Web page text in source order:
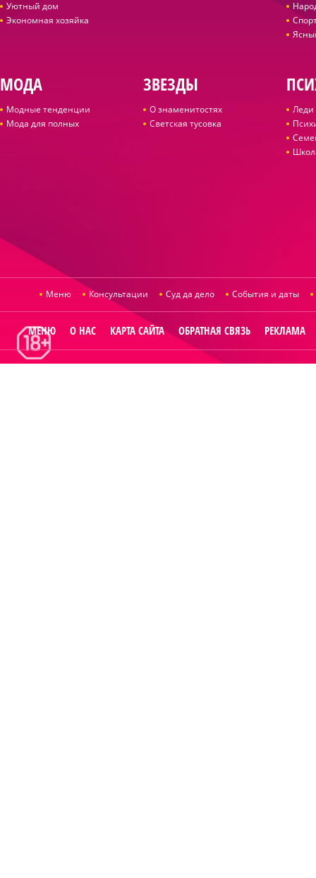
Уютный дом
Экономная хозяйка
МОДА
Модные тенденции
Мода для полных
ЗВЕЗДЫ
О знаменитостях
Светская тусовка
Леди
Меню Консультации Суд да дело События и даты
МЕНЮ О НАС КАРТА САЙТА ОБРАТНАЯ СВЯЗЬ РЕКЛАМА